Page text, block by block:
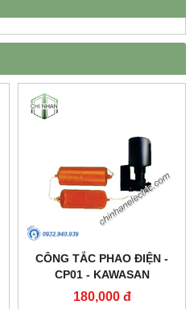
CÔNG TẮC PHAO ĐIỆN -
CP01 - KAWASAN
180,000 đ